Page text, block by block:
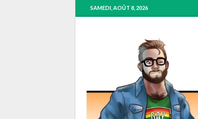
SAMEDI, AOÛT 8, 2026